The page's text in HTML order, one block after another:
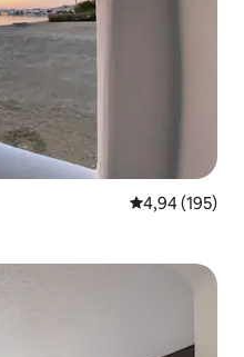
Classificação
4,94 (195)